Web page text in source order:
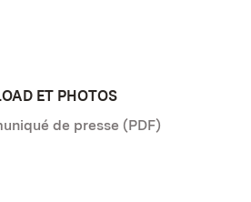
ET PHOTOS
de presse (PDF)